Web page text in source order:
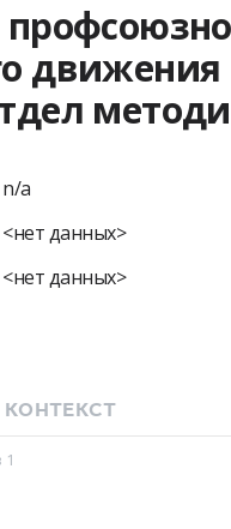
n/a
<нет данных>
<нет данных>
КОНТЕКСТ
1